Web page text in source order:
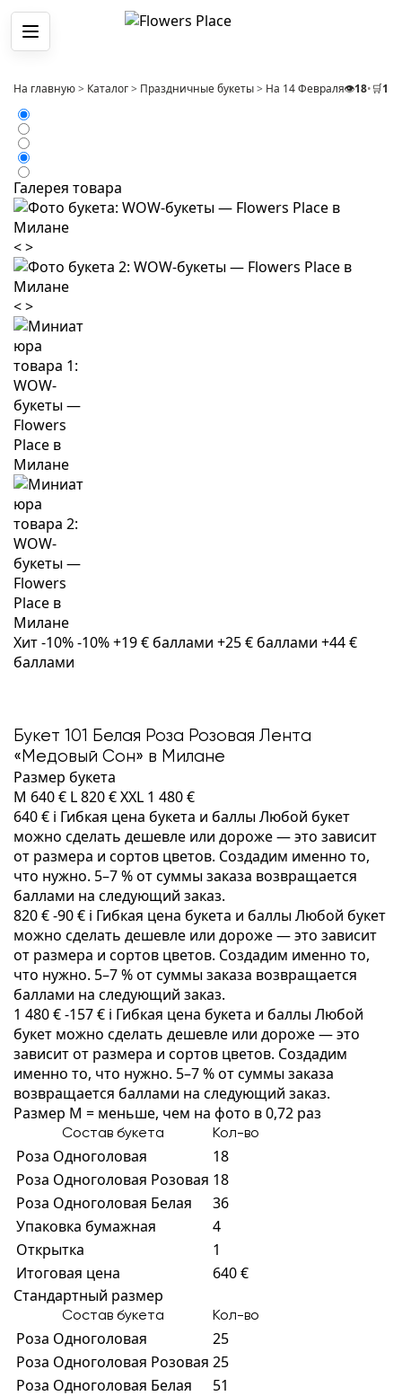
Меню
На главную> Каталог> Праздничные букеты> На 14 Февраля>Букет
👁️18•🛒1
Галерея товара
<>
<>
Хит-10%-10%+19 € баллами +25 € баллами +44 €
баллами
Букет 101 Белая Роза Розовая Лента
«Медовый Сон» в Милане
Размер букета
M 640 € L820 €XXL 1 480 €
640 € i Гибкая цена букета и баллыЛюбой букет
можно сделать дешевле или дороже — это зависит
от размера и сортов цветов. Создадим именно то,
что нужно. 5–7 % от суммы заказа возвращается
баллами на следующий заказ.
820 €-90 € i Гибкая цена букета и баллыЛюбой букет
можно сделать дешевле или дороже — это зависит
от размера и сортов цветов. Создадим именно то,
что нужно. 5–7 % от суммы заказа возвращается
баллами на следующий заказ.
1 480 €-157 € i Гибкая цена букета и баллыЛюбой
букет можно сделать дешевле или дороже — это
зависит от размера и сортов цветов. Создадим
именно то, что нужно. 5–7 % от суммы заказа
возвращается баллами на следующий заказ.
Размер M = меньше, чем на фото в 0,72 раз
Состав букета Кол-во
Роза Одноголовая
18
Роза Одноголовая Розовая 18
Роза Одноголовая Белая
36
Упаковка бумажная
4
Открытка
1
Итоговая цена
640 €
Стандартный размер
Состав букета Кол-во
Роза Одноголовая
25
Роза Одноголовая Розовая 25
Роза Одноголовая Белая
51